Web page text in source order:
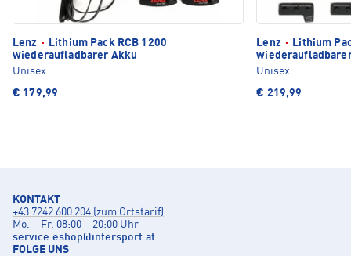
Lenz ·
Lithium Pack RCB 1200
wiederaufladbarer Akku
Unisex
€ 179,99
Lenz ·
Lithium
Unisex
€ 219,99
KONTAKT
+43 7242 600 204 (zum Ortstarif)
Mo. – Fr. 08:00 – 20:00 Uhr
service.eshop@intersport.at
FOLGE UNS